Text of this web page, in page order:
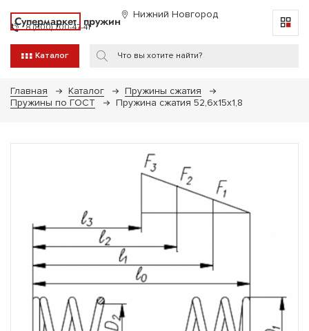
Супермаркет пружин Нижний Новгород
8 (800) 700-47-41
Каталог
Главная Каталог
Пружины сжатия
Пружины по ГОСТ
Пружина сжатия 52,6х15х1,8